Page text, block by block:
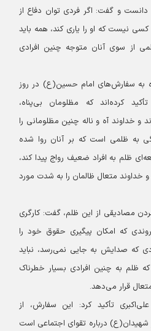
و گفت: اگر فردی توان دفاع از
نیست که او را یاری کند، همه باید
از سوی آنان متوجه چنین افرادی
به سفارش‌های امام حسین(ع) در روز
کرده‌اند که مظلومان بی‌پناه،
خداوند آه و ناله چنین مظلومانی را
به ظلمی است که بر آنان روا شده
ظلم به افراد ضعیف رواج پیدا کند،
متعال ظالمان را به شدت مورد
مصادیقی از این ظلم، گفت: کارگری
که امکان پیگیری حقوق خود را
که صدایش به جایی نمی‌رسد، نباید
ظلم به چنین افرادی بسیار خطرناک
قرار می‌دهد.
تأکید کرد: این سفارش، از
درباره تقوای اجتماعی است